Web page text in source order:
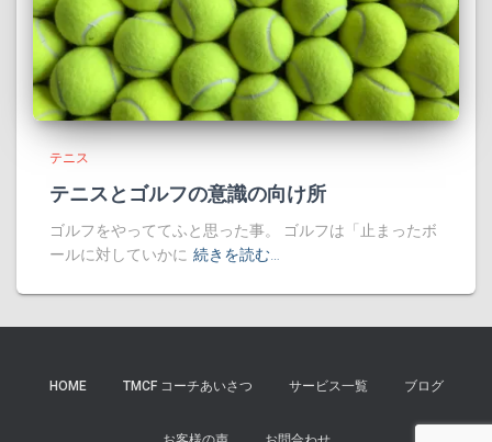
テニス
テニスとゴルフの意識の向け所
ゴルフをやっててふと思った事。 ゴルフは「止まったボ
ールに対していかに 続きを読む…
HOME TMCF コーチあいさつ サービス一覧 ブログ